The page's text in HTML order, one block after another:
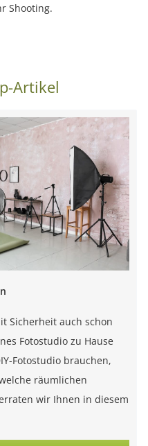
Shooting.
Artikel
Sicherheit auch schon
Fotostudio zu Hause
Fotostudio brauchen,
räumlichen
wir Ihnen in diesem